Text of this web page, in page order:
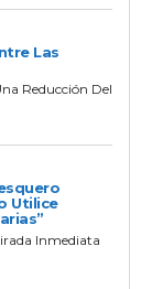
Las
Reducción Del
Utilice
Inmediata